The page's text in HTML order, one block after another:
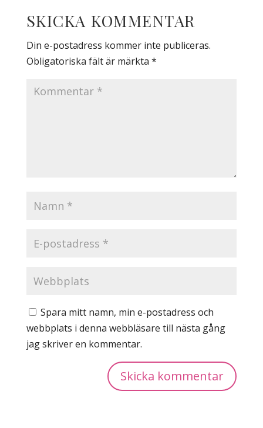
SKICKA KOMMENTAR
Din e-postadress kommer inte publiceras.
Obligatoriska fält är märkta *
Spara mitt namn, min e-postadress och
webbplats i denna webbläsare till nästa gång
jag skriver en kommentar.